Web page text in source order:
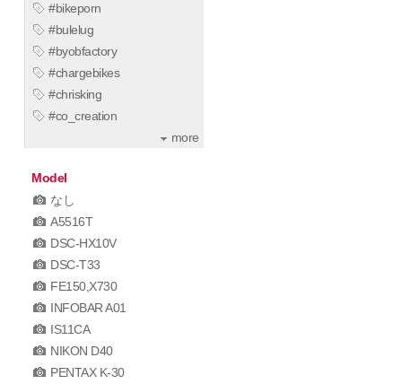
#bikeporn
#bulelug
#byobfactory
#chargebikes
#chrisking
#co_creation
more
Model
なし
A5516T
DSC-HX10V
DSC-T33
FE150,X730
INFOBAR A01
IS11CA
NIKON D40
PENTAX K-30